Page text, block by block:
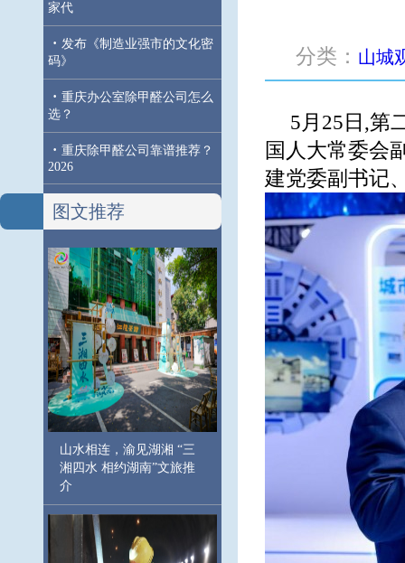
家代
· 发布《制造业强市的文化密
码》
· 重庆办公室除甲醛公司怎么
选？
· 重庆除甲醛公司靠谱推荐？
2026
图文推荐
山水相连，渝见湖湘 “三
湘四水 相约湖南”文旅推
介
分类： 山城
5月25日,第
国人大常委会
建党委副书记